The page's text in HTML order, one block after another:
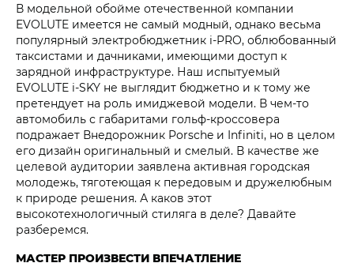
В модельной обойме отечественной компании
EVOLUTE имеется не самый модный, однако весьма
популярный электробюджетник i‑PRO, облюбованный
таксистами и дачниками, имеющими доступ к
зарядной инфраструктуре. Наш испытуемый
EVOLUTE i‑SKY не выглядит бюджетно и к тому же
претендует на роль имиджевой модели. В чем-то
автомобиль с габаритами гольф-кроссовера
подражает Внедорожник Porsche и Infiniti, но в целом
его дизайн оригинальный и смелый. В качестве же
целевой аудитории заявлена активная городская
молодежь, тяготеющая к передовым и дружелюбным
к природе решения. А каков этот
высокотехнологичный стиляга в деле? Давайте
разберемся.
МАСТЕР ПРОИЗВЕСТИ ВПЕЧАТЛЕНИЕ